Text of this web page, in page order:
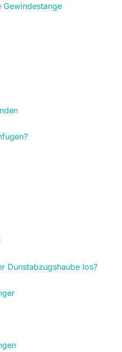
Gewindestange
Dunstabzugshaube los?